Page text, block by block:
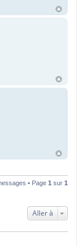
• Page 1 sur 1
Aller à